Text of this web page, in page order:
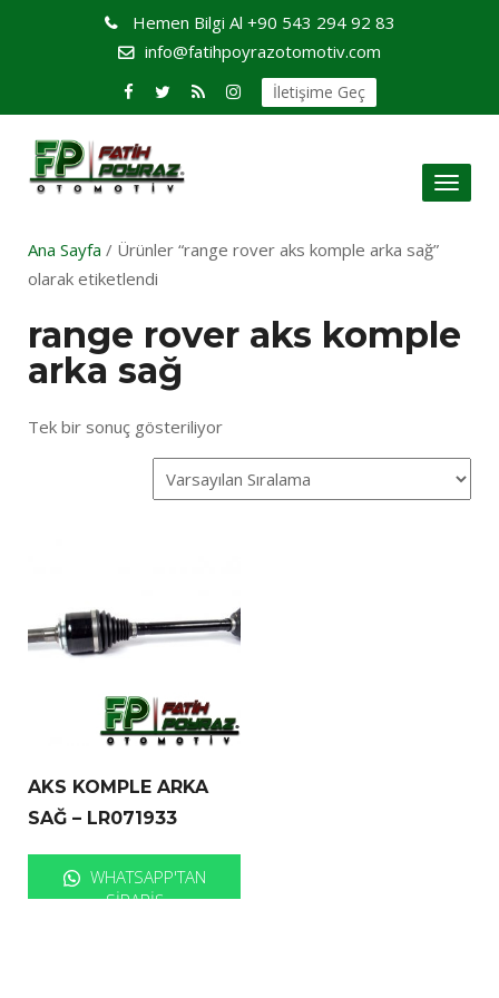
Hemen Bilgi Al +90 543 294 92 83
info@fatihpoyrazotomotiv.com
İletişime Geç
Toggle
Ana Sayfa / Ürünler “range rover aks komple arka sağ”
olarak etiketlendi
range rover aks komple
arka sağ
Tek bir sonuç gösteriliyor
AKS KOMPLE ARKA
SAĞ – LR071933
WHATSAPP'TAN
SIPARIŞ